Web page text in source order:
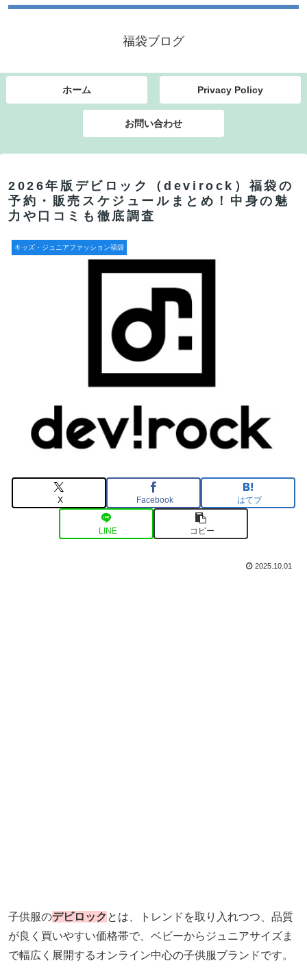
福袋ブログ
ホーム Privacy Policy
お問い合わせ
2026年版デビロック（devirock）福袋の
予約・販売スケジュールまとめ！中身の魅
力や口コミも徹底調査
キッズ・ジュニアファッション福袋
X Facebook はてブ
LINE コピー
2025.10.01
子供服のデビロック とは、トレンドを取り入れつつ、品質
が良く買いやすい価格帯で、ベビーからジュニアサイズま
で幅広く展開するオンライン中心の子供服ブランドです。